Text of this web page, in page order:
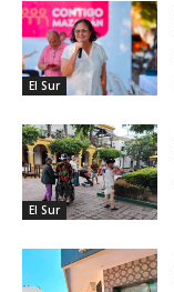
El Sur
El Sur